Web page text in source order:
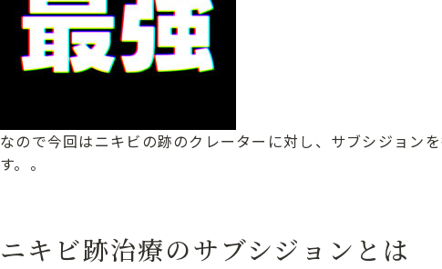
なので今回はニキビの跡のクレーターに対し、サブシジョン
す。。
ニキビ跡治療のサブシジョンとは